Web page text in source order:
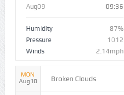
Aug09 09:36
Humidity
87%
Pressure
1012
Winds
2.14mph
MON
Aug10
Broken Clouds